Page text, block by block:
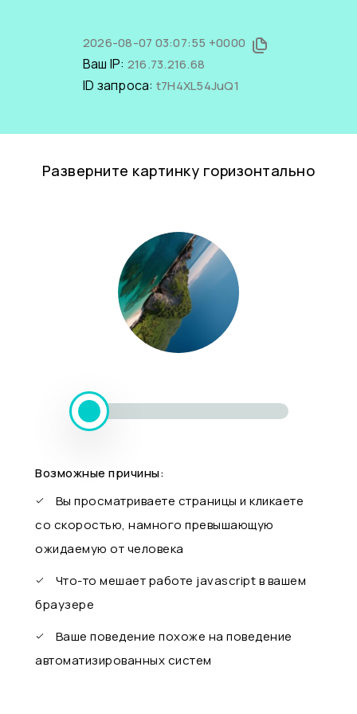
2026-08-07 03:07:55 +0000
Ваш IP: 216.73.216.68
ID запроса: t7H4XL54JuQ1
Разверните картинку горизонтально
Возможные причины:
Вы просматриваете страницы и кликаете
со скоростью, намного превышающую
ожидаемую от человека
Что-то мешает работе javascript в вашем
браузере
Ваше поведение похоже на поведение
автоматизированных систем